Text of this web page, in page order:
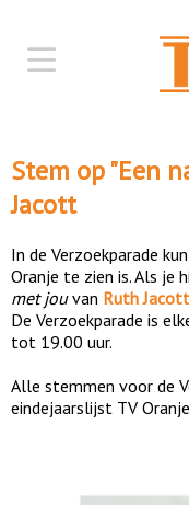
Stem op "Een
Jacott
In de Verzoekparade
Oranje te zien is. Als je
met jouvan Ruth Jacott
De Verzoekparade is
tot 19.00 uur.
Alle stemmen voor de
eindejaarslijst TV